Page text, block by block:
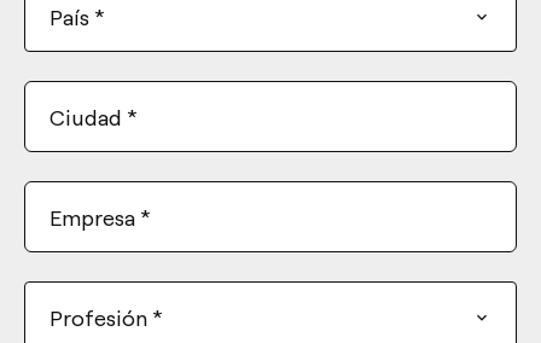
País *
Ciudad *
Empresa *
Profesión *